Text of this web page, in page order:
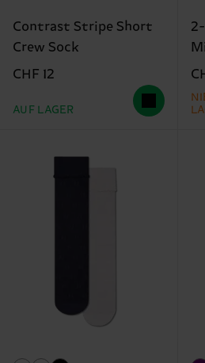
Contrast Stripe Short
Crew Sock
CHF 12
AUF LAGER